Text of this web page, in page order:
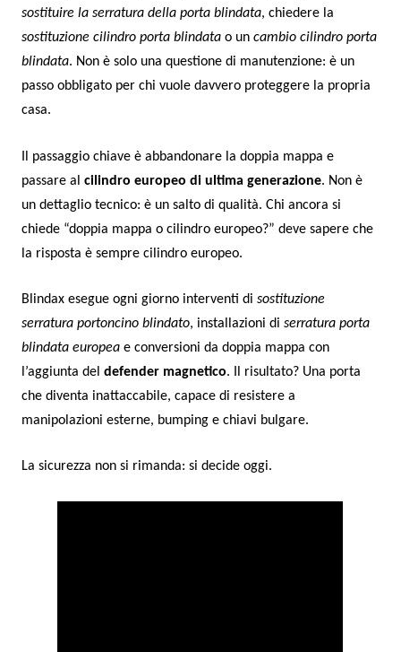
sostituire la serratura della porta blindata, chiedere la
sostituzione cilindro porta blindata o uncambio cilindro porta
blindata. Non è solo una questione di manutenzione: è un
passo obbligato per chi vuole davvero proteggere la propria
casa.
Il passaggio chiave è abbandonare la doppia mappa e
passare alcilindro europeo di ultima generazione. Non è
un dettaglio tecnico: è un salto di qualità. Chi ancora si
chiede “doppia mappa o cilindro europeo?” deve sapere che
la risposta è sempre cilindro europeo.
Blindax esegue ogni giorno interventi disostituzione
serratura portoncino blindato, installazioni diserratura porta
blindata europea e conversioni da doppia mappa con
l’aggiunta deldefender magnetico. Il risultato? Una porta
che diventa inattaccabile, capace di resistere a
manipolazioni esterne, bumping e chiavi bulgare.
La sicurezza non si rimanda: si decide oggi.